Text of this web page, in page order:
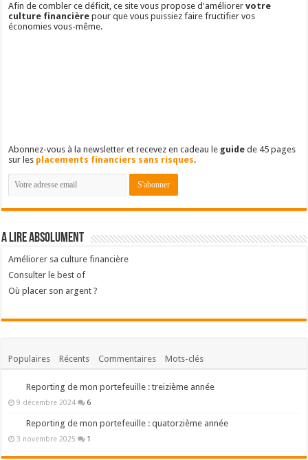
Afin de combler ce déficit, ce site vous propose d'améliorervotre
culture financière pour que vous puissiez faire fructifier vos
économies vous-même.
Abonnez-vous à la newsletter et recevez en cadeau le guide de 45 pages
sur les placements financiers sans risques.
A lire absolument
Améliorer sa culture financière
Consulter le best of
Où placer son argent ?
Populaires Récents Commentaires Mots-clés
Reporting de mon portefeuille : treizième année
9 décembre 2024 6
Reporting de mon portefeuille : quatorzième année
3 novembre 2025 1